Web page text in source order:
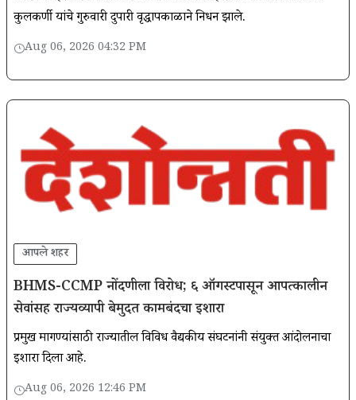
कुलकर्णी यांचे गुरुवारी दुपारी वृद्धापकाळाने निधन झाले.
Aug 06, 2026 04:32 PM
आपले शहर
BHMS-CCMP नोंदणीला विरोध; ६ ऑगस्टपासून आपत्कालीन
सेवांसह राज्यव्यापी बेमुदत कामबंदचा इशारा
प्रमुख मागण्यांसाठी राज्यातील विविध वैद्यकीय संघटनांनी संयुक्त आंदोलनाचा
इशारा दिला आहे.
Aug 06, 2026 12:46 PM